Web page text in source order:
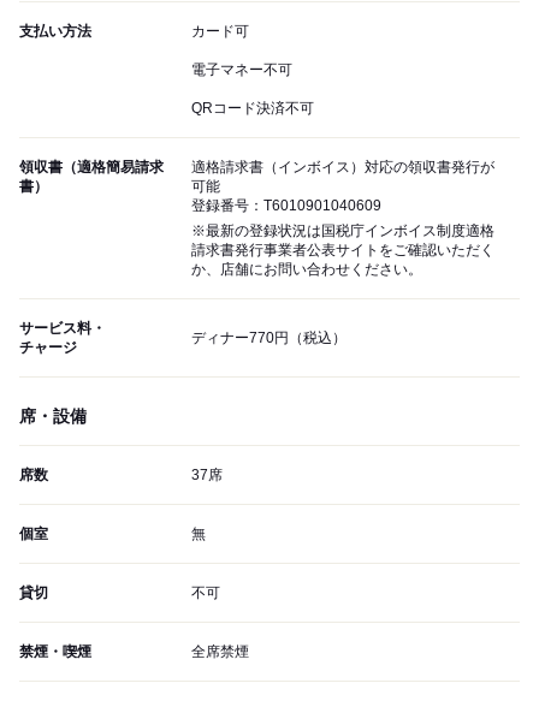
支払い方法 カード可
電子マネー不可
QRコード決済不可
領収書（適格簡易請求
書）
適格請求書（インボイス）対応の領収書発行が
可能
登録番号：T6010901040609
※最新の登録状況は国税庁インボイス制度適格
請求書発行事業者公表サイトをご確認いただく
か、店舗にお問い合わせください。
サービス料・
チャージ
ディナー770円（税込）
席・設備
席数 37席
個室 無
貸切 不可
禁煙・喫煙 全席禁煙